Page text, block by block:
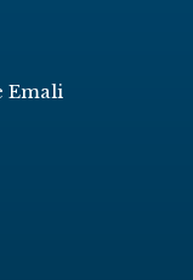
Emali